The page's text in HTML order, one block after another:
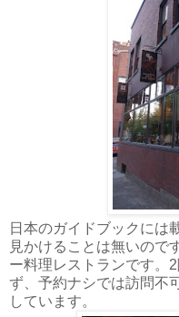
日本のガイドブックには
見かけることは無いので
ー料理レストランです。
ず、予約ナシでは訪問不
しています。